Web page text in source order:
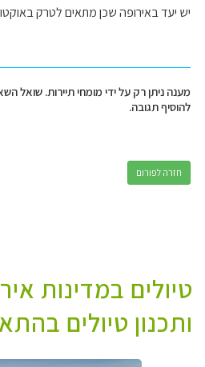
יש יעד באירופה שכן מתאים לטרק
מענה ניתן רק על ידי מומחי תיירות. שואל
להוסיף תגובה.
חזרה לפורום
טיולים במדינות
ותכנון טיולים